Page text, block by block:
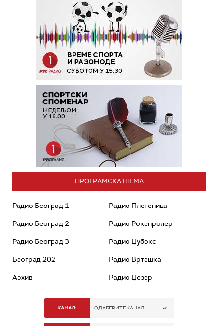
ПРОГРАМСКА ШЕМА
Радио Београд 1
Радио Београд 2
Радио Београд 3
Београд 202
Архив
Радио Плетеница
Радио Рокенролер
Радио Џубокс
Радио Вртешка
Радио Џезер
КАНАЛ: ОДАБЕРИТЕ КАНАЛ